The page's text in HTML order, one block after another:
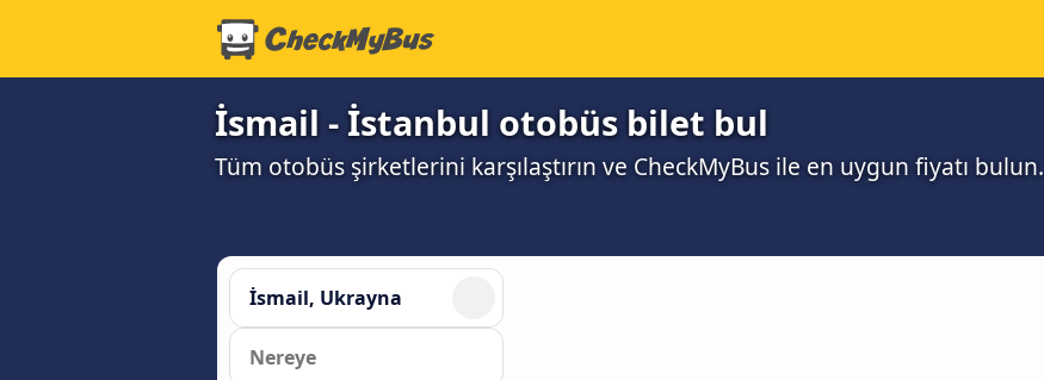
İsmail - İstanbul otobüs bilet bul
Tüm otobüs şirketlerini karşılaştırın ve CheckMyBus ile en uygun fiyatı bulun.